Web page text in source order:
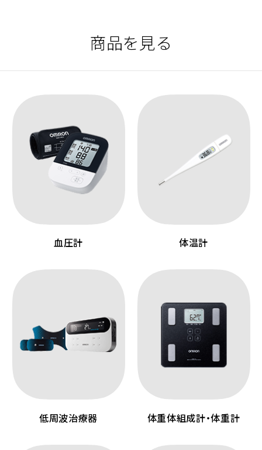
商品を見る
血圧計 体温計
低周波治療器 体重体組成計・体重計